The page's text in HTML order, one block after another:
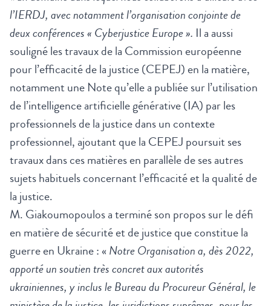
l’IERDJ, avec notamment l’organisation conjointe de
deux conférences « Cyberjustice Europe ». Il a aussi
souligné les travaux de la Commission européenne
pour l’efficacité de la justice (CEPEJ) en la matière,
notamment une Note qu’elle a publiée sur l’utilisation
de l’intelligence artificielle générative (IA) par les
professionnels de la justice dans un contexte
professionnel, ajoutant que la CEPEJ poursuit ses
travaux dans ces matières en parallèle de ses autres
sujets habituels concernant l’efficacité et la qualité de
la justice.
M. Giakoumopoulos a terminé son propos sur le défi
en matière de sécurité et de justice que constitue la
guerre en Ukraine : « Notre Organisation a, dès 2022,
apporté un soutien très concret aux autorités
ukrainiennes, y inclus le Bureau du Procureur Général, le